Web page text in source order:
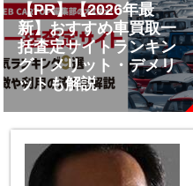
【PR】【2026年最
新】おすすめ車買取一
括査定サイトランキン
グ｜メリット・デメリ
ットも解説